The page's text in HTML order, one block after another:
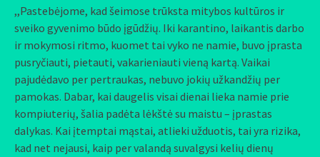
,,Pastebėjome, kad šeimose trūksta mitybos kultūros ir
sveiko gyvenimo būdo įgūdžių. Iki karantino, laikantis darbo
ir mokymosi ritmo, kuomet tai vyko ne namie, buvo įprasta
pusryčiauti, pietauti, vakarieniauti vieną kartą. Vaikai
pajudėdavo per pertraukas, nebuvo jokių užkandžių per
pamokas. Dabar, kai daugelis visai dienai lieka namie prie
kompiuterių, šalia padėta lėkštė su maistu – įprastas
dalykas. Kai įtemptai mąstai, atlieki užduotis, tai yra rizika,
kad net nejausi, kaip per valandą suvalgysi kelių dienų